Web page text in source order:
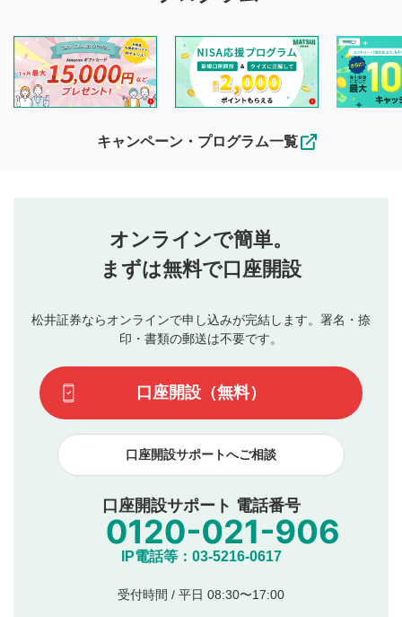
投稿するボタン
星で評価をすると投稿できます。（お名前とコメント
3
動画の評価
です）
を目的として、各動画コンテンツに、評価およびコメントの
投稿ができます。利用者は以下の注意事項をご理解のうえ、
閲覧および投稿を行うものとしてください。
他の利用者が動画を視聴される際の参考になるコメントをお
待ちしております。
なお、投稿をもって、本注意事項に同意されたものとみなし
行ってください。
当社は、利用者同士、もしくは利用者と第三者間のトラ
ブルによって生じた損害に対して一切の責任を負いませ
評価およびコメントは当社にて審査のうえ、掲載となり
ます。掲載されるまでに日数がかかる場合や掲載されない
てはお答えできません。各動画コンテンツへの掲載をもっ
て結果のご連絡といたします。ご了承ください。
下記の項目に該当すると判断された投稿内容は、掲載を
見合わせる場合がございます。
本動画コンテンツとは無関係の内容の投稿
他者への誹謗中傷や差別的表現投稿
公序良俗に反する内容の投稿
氏名、住所、電話番号など個人を特定できる情報の
他のサイトへの誘導や営利目的、広告・宣伝を目
他者の権利（商標、著作権、その他の知的財産
キャンペーン・プログラム一覧
オンラインで簡単。
まずは無料で口座開設
松井証券ならオンラインで申し込みが完結します。署名・捺
印・書類の郵送は不要です。
口座開設（無料）
口座開設サポートへご相談
口座開設サポート 電話番号
IP電話等：03-5216-0617
受付時間 / 平日 08:30〜17:00